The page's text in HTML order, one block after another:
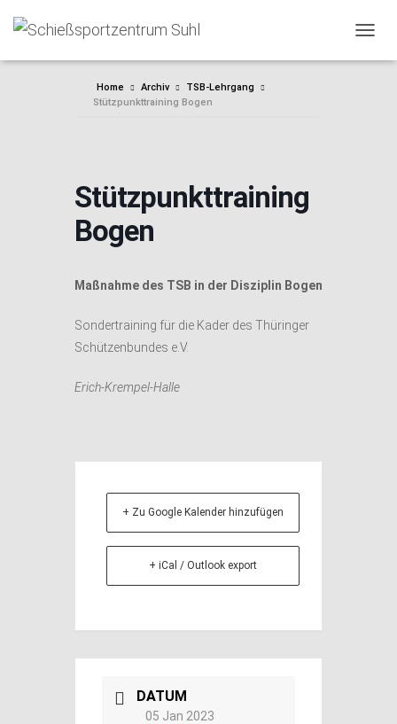
Home Archiv
TSB-Lehrgang
Stützpunkttraining Bogen
Stützpunkttraining
Bogen
Maßnahme des TSB in der Disziplin Bogen
Sondertraining für die Kader des Thüringer
Schützenbundes e.V.
Erich-Krempel-Halle
+ Zu Google Kalender hinzufügen
+ iCal / Outlook export
DATUM
05 Jan 2023